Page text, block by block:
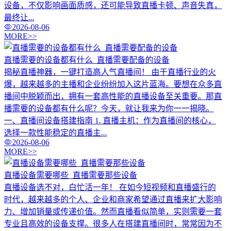
设备，不仅影响画面质感，还可能导致直播卡顿、声音失真，
最终让...
2026-08-06
MORE>>
直播需要的设备都有什么_直播需要配备的设备
揭秘直播神器，一键打造高人气直播间！ 由于直播行业的火
爆，越来越多的主播和企业纷纷加入这片蓝海。要想在众多直
播间中脱颖而出，拥有一套高性能的直播设备至关重要。那直
播需要的设备都有什么呢？今天，就让我来为你一一揭晓。
一、直播间设备搭建指南 1. 直播主机：作为直播间的核心，
选择一款性能稳定的直播主...
2026-08-06
MORE>>
直播设备需要哪些_直播需要那些设备
直播设备选不对，白忙活一年！ 在如今短视频和直播盛行的
时代，越来越多的个人、企业和商家希望通过直播来扩大影响
力、增加销量或传递价值。然而直播看似简单，实则需要一套
专业且高效的设备支撑。很多人在搭建直播间时，常常因为不